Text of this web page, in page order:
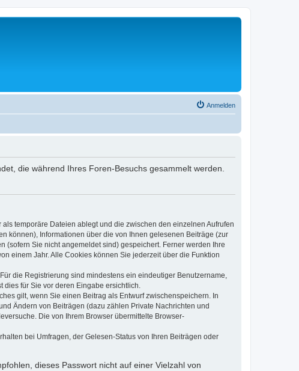
Anmelden
die während Ihres Foren-Besuchs gesammelt werden.
temporäre Dateien ablegt und die zwischen den einzelnen Aufrufen
können), Informationen über die von Ihnen gelesenen Beiträge (zur
(sofern Sie nicht angemeldet sind) gespeichert. Ferner werden Ihre
einem Jahr. Alle Cookies können Sie jederzeit über die Funktion
die Registrierung sind mindestens ein eindeutiger Benutzername,
dies für Sie vor deren Eingabe ersichtlich.
gilt, wenn Sie einen Beitrag als Entwurf zwischenspeichern. In
Ändern von Beiträgen (dazu zählen Private Nachrichten und
Die von Ihrem Browser übermittelte Browser-
bei Umfragen, der Gelesen-Status von Ihren Beiträgen oder
dieses Passwort nicht auf einer Vielzahl von